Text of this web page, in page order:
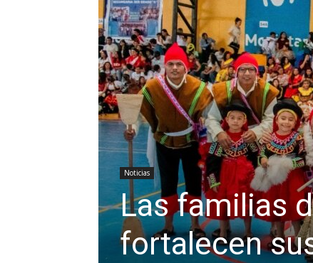
Noticias
Las familias
fortalecen